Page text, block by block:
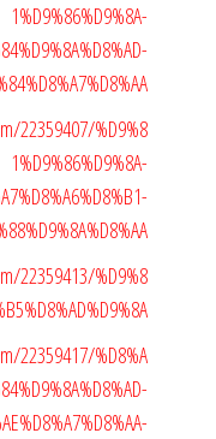
1%D9%86%D9%8A-
22359407/%D9%8
1%D9%86%D9%8A-
22359413/%D9%8
22359417/%D8%A